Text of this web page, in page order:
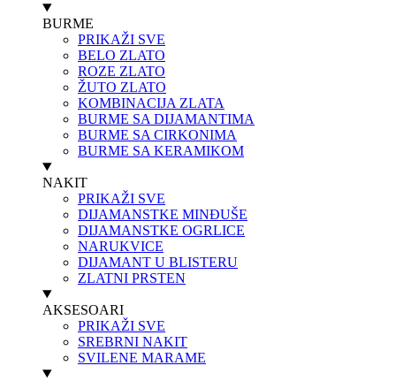
BURME
PRIKAŽI SVE
BELO ZLATO
ROZE ZLATO
ŽUTO ZLATO
KOMBINACIJA ZLATA
BURME SA DIJAMANTIMA
BURME SA CIRKONIMA
BURME SA KERAMIKOM
NAKIT
PRIKAŽI SVE
DIJAMANSTKE MINĐUŠE
DIJAMANSTKE OGRLICE
NARUKVICE
DIJAMANT U BLISTERU
ZLATNI PRSTEN
AKSESOARI
PRIKAŽI SVE
SREBRNI NAKIT
SVILENE MARAME